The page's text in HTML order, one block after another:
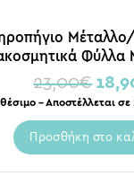
Φύλλα
10×12 |
23,00€
– Αποστέλλεται
Προσθήκη στο